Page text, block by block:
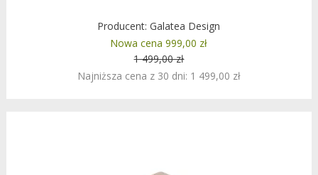
Producent:Galatea Design
Nowa cena 999,00 zł
1 499,00 zł
Najniższa cena z 30 dni: 1 499,00 zł